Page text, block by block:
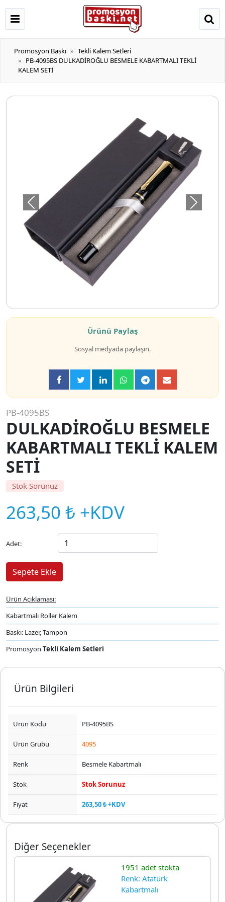
Promosyon Baskı
Tekli Kalem Setleri
PB-4095BS DULKADİROĞLU BESMELE KABARTMALI TEKLİ
KALEM SETİ
Önceki Sonraki
Ürünü Paylaş
Sosyal medyada paylaşın.
PB-4095BS
DULKADİROĞLU BESMELE
KABARTMALI TEKLİ KALEM
SETİ
Stok Sorunuz
263,50 ₺ +KDV
Adet:
Ürün Açıklaması:
Kabartmalı Roller Kalem
Baskı: Lazer, Tampon
Promosyon Tekli Kalem Setleri
Ürün Bilgileri
Ürün Kodu PB-4095BS
Ürün Grubu 4095
Renk Besmele Kabartmalı
Stok Stok Sorunuz
Fiyat 263,50 ₺ +KDV
Diğer Seçenekler
1951 adet stokta
Renk: Atatürk
Kabartmalı